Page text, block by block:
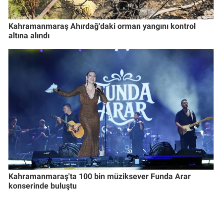
Kahramanmaraş Ahırdağ'daki orman yangını kontrol
altına alındı
Kahramanmaraş'ta 100 bin müziksever Funda Arar
konserinde buluştu